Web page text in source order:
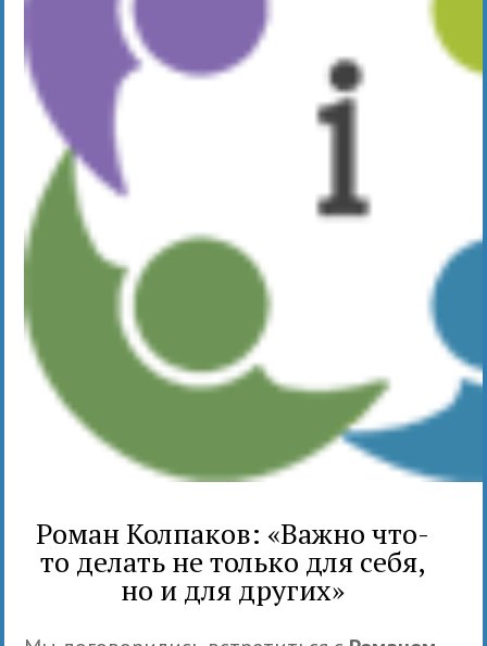
Роман Колпаков: «Важно что-
то делать не только для себя,
но и для других»